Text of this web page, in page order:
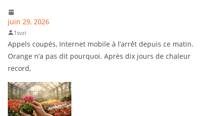
juin 29, 2026
1tvzi
Appels coupés, Internet mobile à l’arrêt depuis ce matin.
Orange n’a pas dit pourquoi. Après dix jours de chaleur
record,